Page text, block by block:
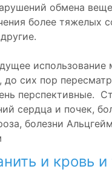
обмена
более тяжелых
до сих пор
перспективные.
сердца и почек,
болезни
и кровь и